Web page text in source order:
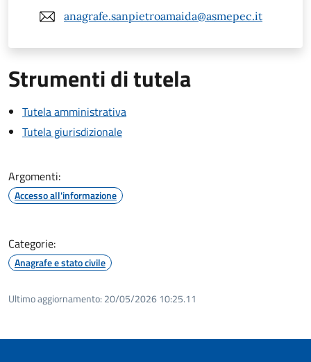
anagrafe.sanpietroamaida@asmepec.it
Strumenti di tutela
Tutela amministrativa
Tutela giurisdizionale
Argomenti:
Accesso all'informazione
Categorie:
Anagrafe e stato civile
Ultimo aggiornamento: 20/05/2026 10:25.11